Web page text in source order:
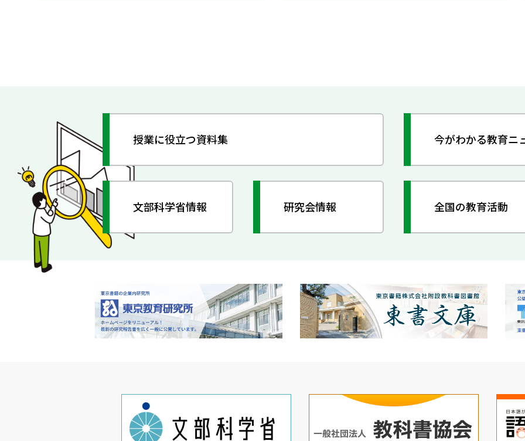
授業に役立つ資料集 今がわかる教育ニ
文部科学省情報 研究会情報 全国の教育活動